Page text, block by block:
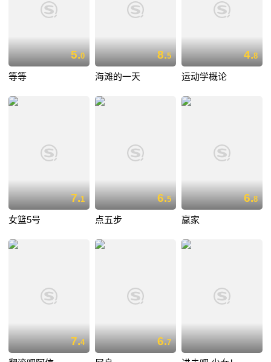
5.0
等等
8.5
海滩的一天
4.8
运动学概论
7.1
女篮5号
6.5
点五步
6.8
赢家
7.4 6.7